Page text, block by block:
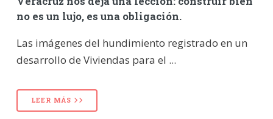
no es un lujo, es una obligación.
Las imágenes del hundimiento registrado en un
desarrollo de Viviendas para el ...
LEER MÁS